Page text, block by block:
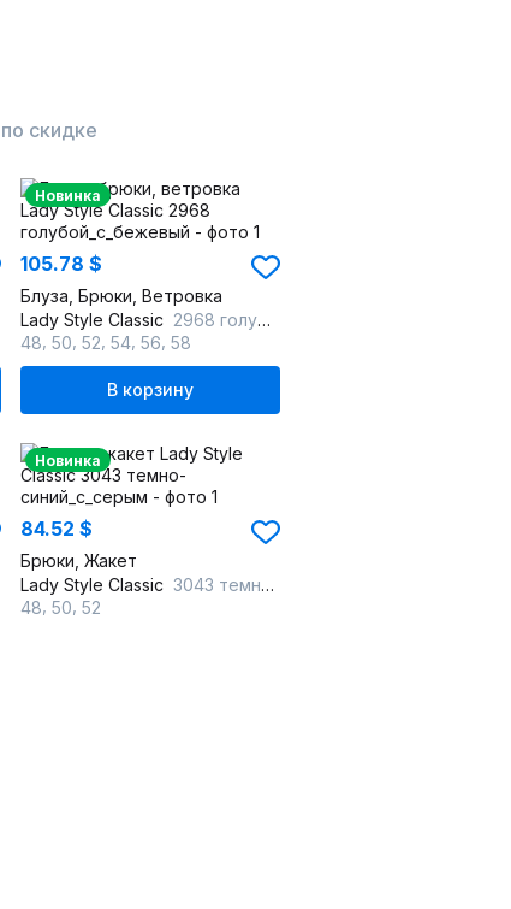
по скидке
Новинка
105.78 $
Блуза, Брюки, Ветровка
Lady Style Classic 2968 голубой_с_бежевый
48 50 52 54 56 58
В корзину
Новинка
84.52 $
Брюки, Жакет
Lady Style Classic 3043 темно-синий_с_серым
48 50 52